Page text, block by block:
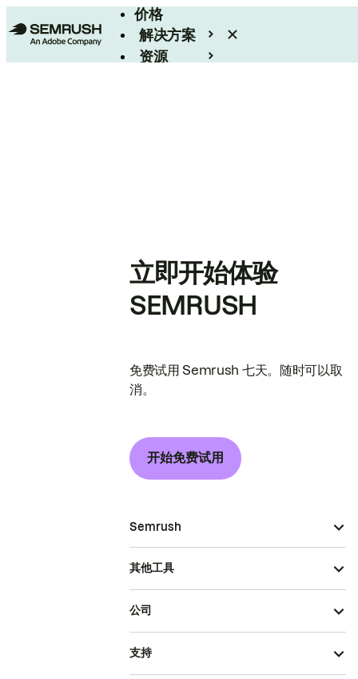
价格
解决方案
资源
立即开始体验
SEMRUSH
免费试用 Semrush 七天。随时可以取
消。
开始免费试用
Semrush
其他工具
公司
支持